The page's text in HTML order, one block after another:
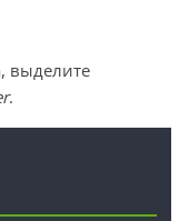
выделите
.